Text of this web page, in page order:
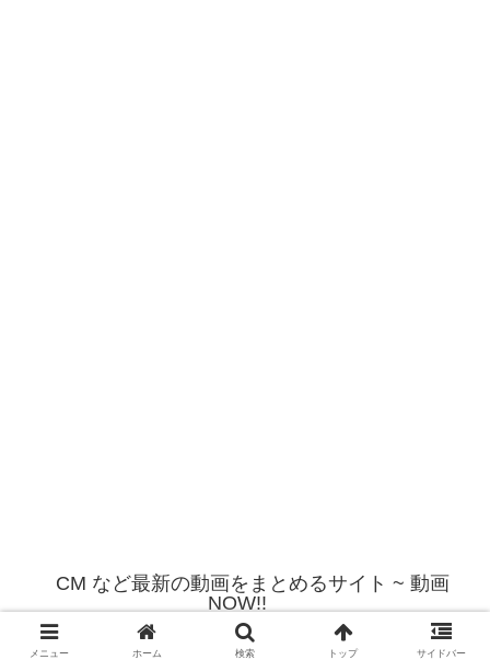
CM など最新の動画をまとめるサイト ~ 動画
NOW!!
© 2012 CM など最新の動画をまとめるサイト ~ 動画NOW!!.
メニュー ホーム 検索 トップ サイドバー